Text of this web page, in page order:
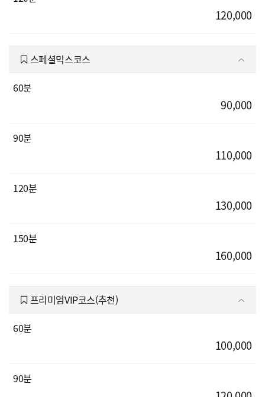
120,000
스페셜믹스코스
60분
90,000
90분
110,000
120분
130,000
150분
160,000
프리미엄VIP코스(추천)
60분
100,000
90분